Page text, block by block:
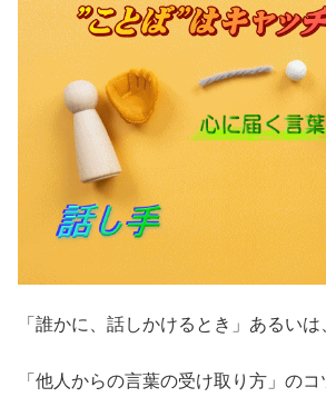
「誰かに、話しかけるとき」あるいは
「他人からの言葉の受け取り方」のコ